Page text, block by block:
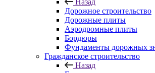
Назад
Дорожное строительство
Дорожные плиты
Аэродромные плиты
Бордюры
Фундаменты дорожных
Гражданское строительство
Назад